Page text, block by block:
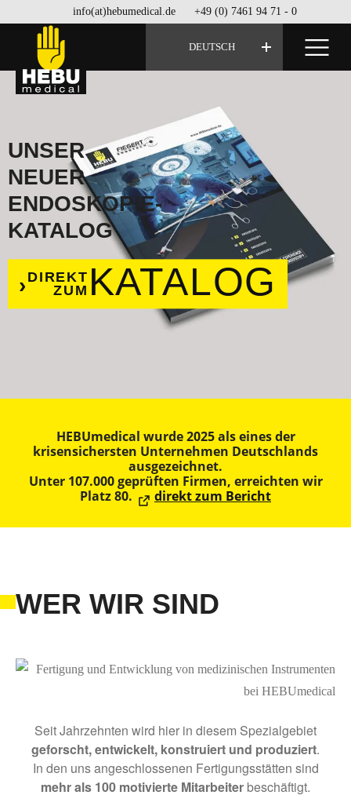
info(at)hebumedical.de +49 (0) 7461 94 71 - 0
DEUTSCH
UNSER
NEUER
ENDOSKOPIE-
KATALOG
DIREKT
ZUM KATALOG
HEBUmedical wurde 2025 als eines der
krisensichersten Unternehmen Deutschlands
ausgezeichnet.
Unter 107.000 geprüften Firmen, erreichten wir
Platz 80.
direkt zum Bericht
WER WIR SIND
Seit Jahrzehnten wird hier in diesem Spezialgebiet
geforscht, entwickelt, konstruiert und produziert.
In den uns angeschlossenen Fertigungsstätten sind
mehr als 100 motivierte Mitarbeiter beschäftigt.